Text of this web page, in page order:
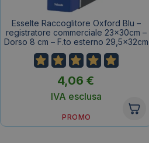
Esselte Raccoglitore Oxford Blu –
registratore commerciale 23x30cm –
Dorso 8 cm – F.to esterno 29,5x32cm
4,06 €
IVA esclusa
PROMO